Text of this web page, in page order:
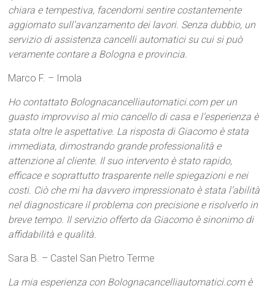
chiara e tempestiva, facendomi sentire costantemente
aggiornato sull’avanzamento dei lavori. Senza dubbio, un
servizio di assistenza cancelli automatici su cui si può
veramente contare a Bologna e provincia.
Marco F. – Imola
Ho contattato Bolognacancelliautomatici.com per un
guasto improvviso al mio cancello di casa e l’esperienza è
stata oltre le aspettative. La risposta di Giacomo è stata
immediata, dimostrando grande professionalità e
attenzione al cliente. Il suo intervento è stato rapido,
efficace e soprattutto trasparente nelle spiegazioni e nei
costi. Ciò che mi ha davvero impressionato è stata l’abilità
nel diagnosticare il problema con precisione e risolverlo in
breve tempo. Il servizio offerto da Giacomo è sinonimo di
affidabilità e qualità.
Sara B. – Castel San Pietro Terme
La mia esperienza con Bolognacancelliautomatici.com è